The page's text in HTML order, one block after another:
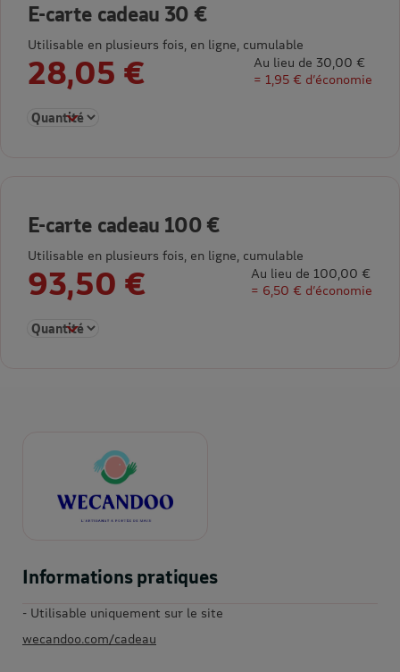
E-carte cadeau 30 €
Utilisable en plusieurs fois, en ligne, cumulable
28,05 €
Au lieu de 30,00 €
= 1,95 € d’économie
Sélectionner la quantité pour E-carte cadeau 30 €
E-carte cadeau 100 €
Utilisable en plusieurs fois, en ligne, cumulable
93,50 €
Au lieu de 100,00 €
= 6,50 € d’économie
Sélectionner la quantité pour E-carte cadeau 100 €
Informations pratiques
- Utilisable uniquement sur le site
wecandoo.com/cadeau